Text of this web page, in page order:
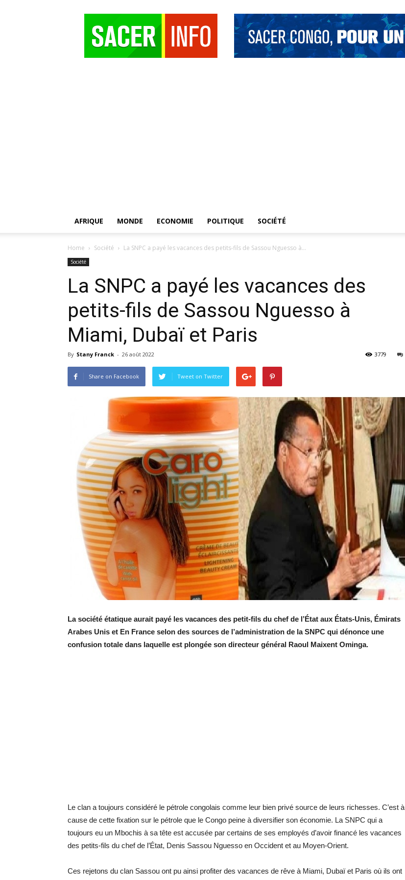
AFRIQUE MONDE ECONOMIE POLITIQUE SOCIÉTÉ
Home Société La SNPC a payé les vacances des petits-fils de Sassou Nguesso à...
Société
La SNPC a payé les vacances des
petits-fils de Sassou Nguesso à
Miami, Dubaï et Paris
By Stany Franck - 26 août 2022 3779
Share on Facebook Tweet on Twitter
La société étatique aurait payé les vacances des petit-fils du chef de l’État aux États-Unis, Émirats
Arabes Unis et En France selon des sources de l’administration de la SNPC qui dénonce une
confusion totale dans laquelle est plongée son directeur général Raoul Maixent Ominga.
Le clan a toujours considéré le pétrole congolais comme leur bien privé source de leurs richesses. C’est à
cause de cette fixation sur le pétrole que le Congo peine à diversifier son économie. La SNPC qui a
toujours eu un Mbochis à sa tête est accusée par certains de ses employés d’avoir financé les vacances
des petits-fils du chef de l’État, Denis Sassou Nguesso en Occident et au Moyen-Orient.
Ces rejetons du clan Sassou ont pu ainsi profiter des vacances de rêve à Miami, Dubaï et Paris où ils ont